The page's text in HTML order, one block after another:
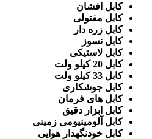
کابل افشان
کابل مفتولی
کابل زره دار
کابل نسوز
کابل لاستیکی
کابل 20 کیلو ولت
کابل 33 کیلو ولت
کابل جوشکاری
کابل های فرمان
کابل ابزار دقیق
کابل آلومینیومی زمینی
کابل خودنگهدار هوایی